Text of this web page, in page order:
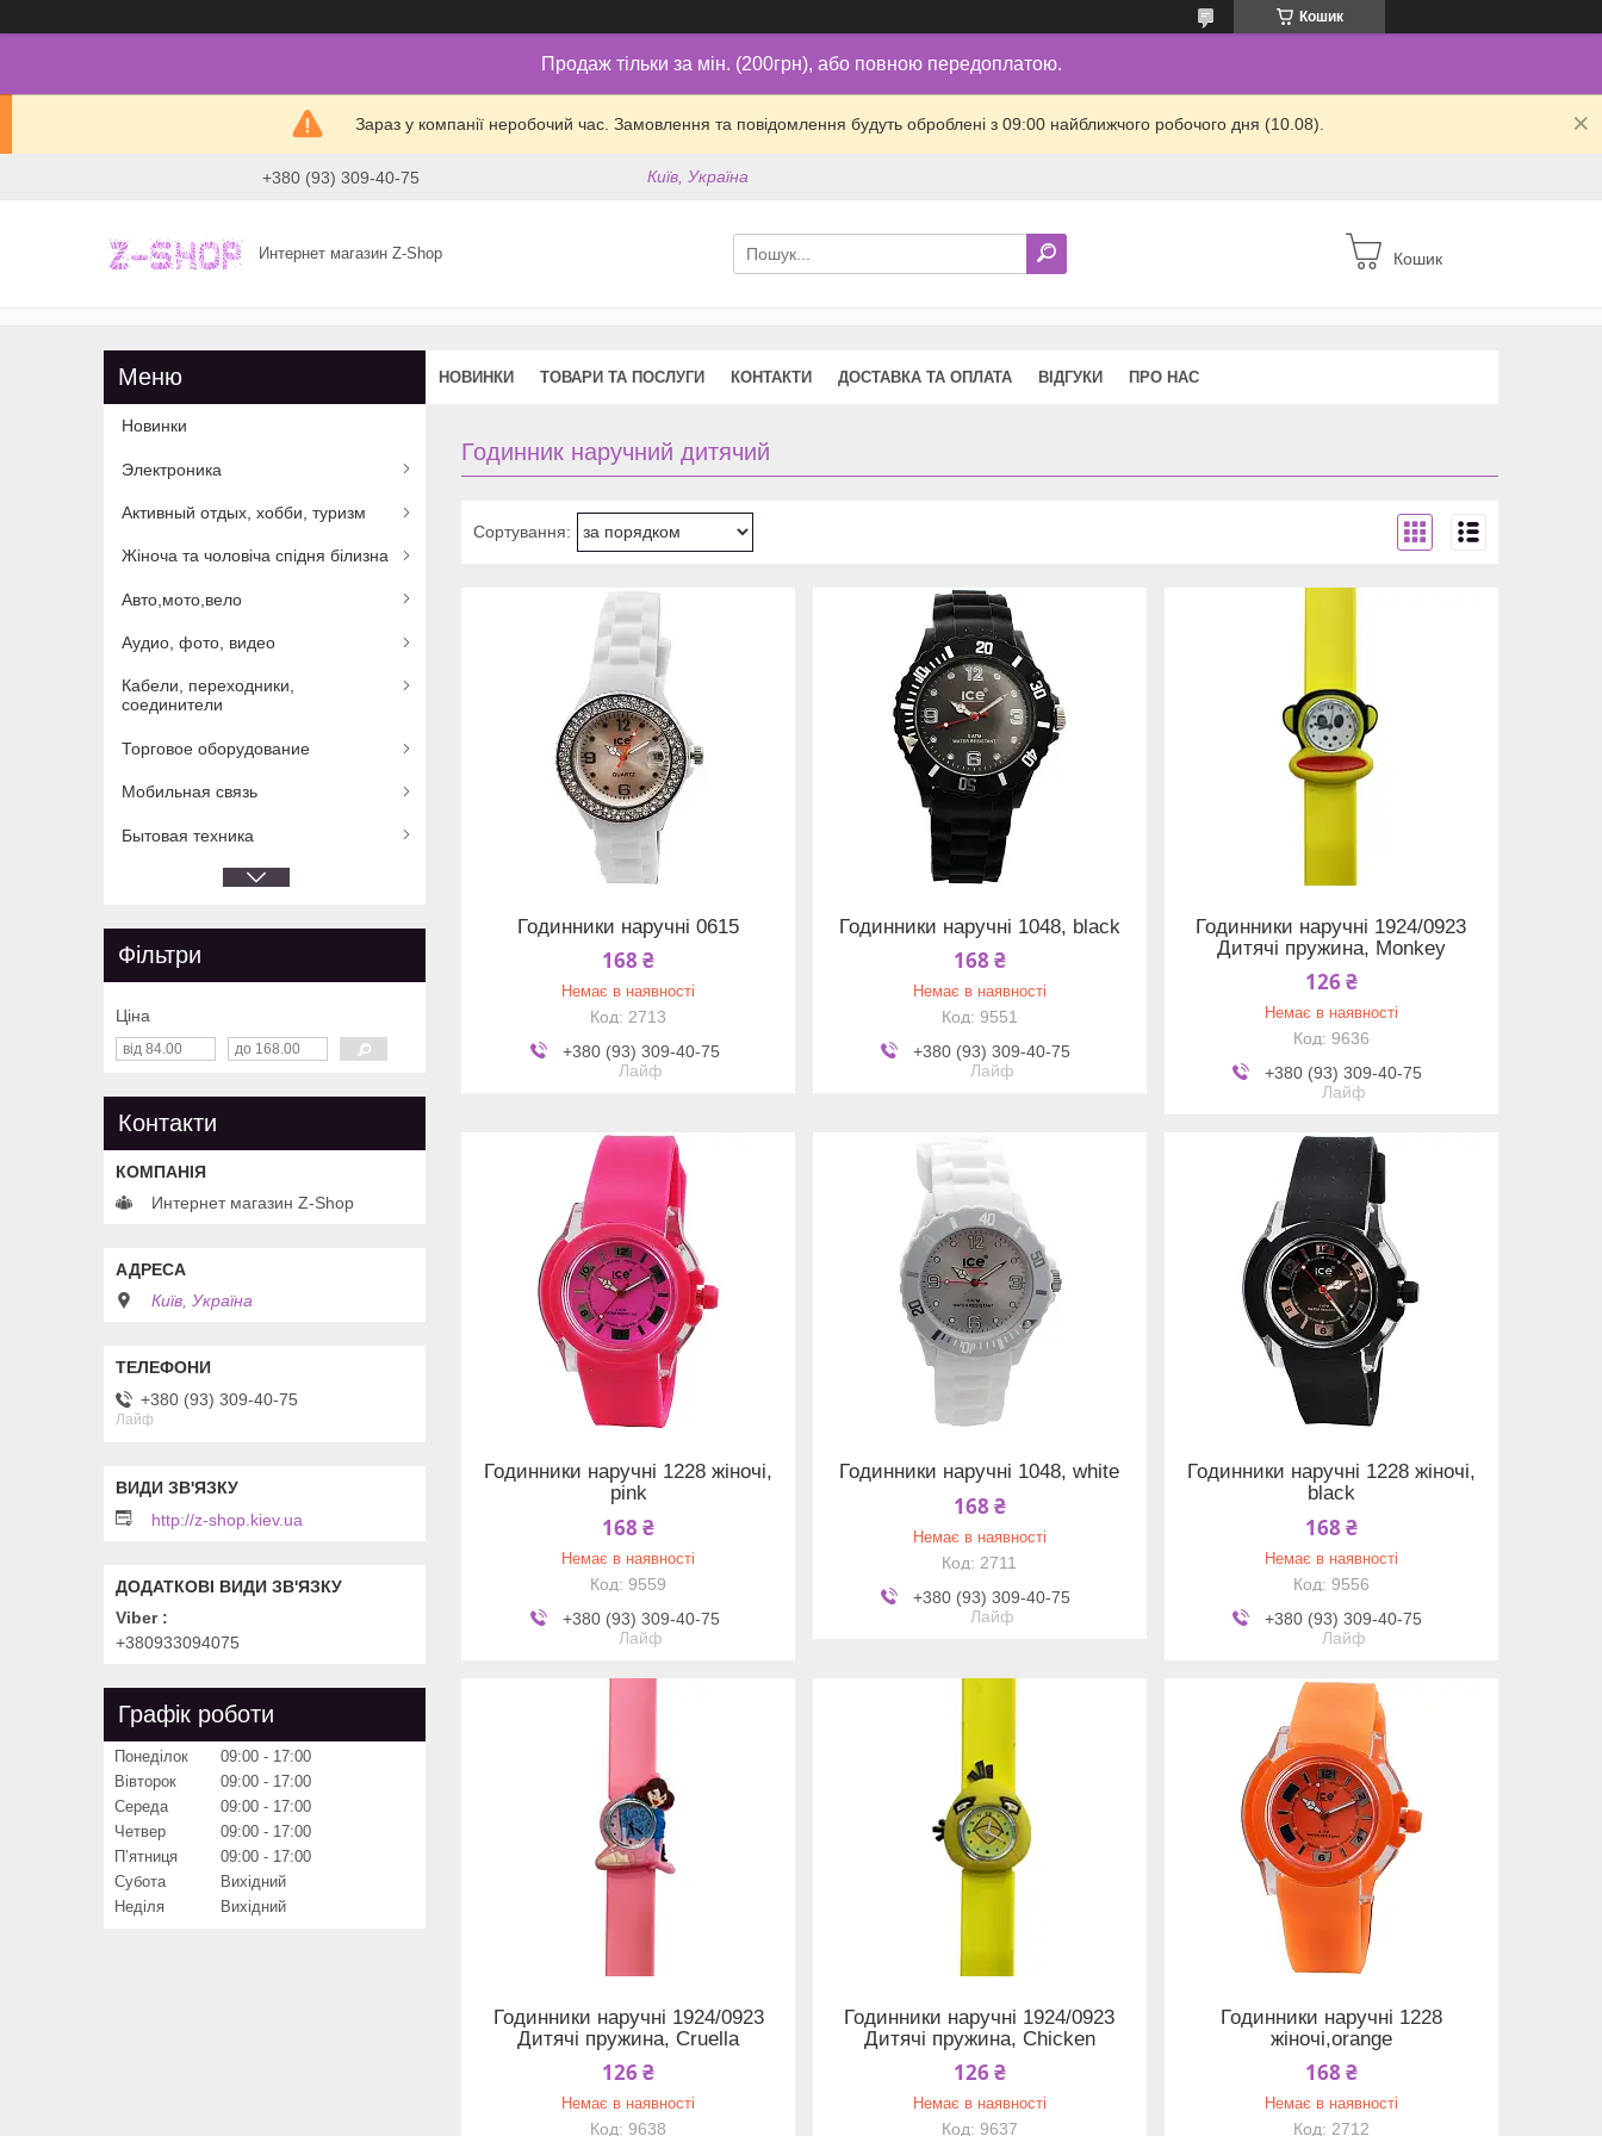
Кошик
Продаж тільки за мін. (200грн), або повною передоплатою.
Зараз у компанії неробочий час. Замовлення та повідомлення будуть оброблені з 09:00 найближчого робочого дня (10.08).
+380 (93) 309-40-75 Київ, Україна
Интернет магазин Z-Shop Кошик
НОВИНКИ ТОВАРИ ТА ПОСЛУГИ КОНТАКТИ ДОСТАВКА ТА ОПЛАТА ВІДГУКИ ПРО НАС
Годинник наручний дитячий
Годинники наручні 0615
168 ₴
Немає в наявності
2713
+380 (93) 309-40-75
Лайф
Годинники наручні 1048, black
168 ₴
Немає в наявності
9551
+380 (93) 309-40-75
Лайф
Годинники наручні 1924/0923
Дитячі пружина, Monkey
126 ₴
Немає в наявності
9636
+380 (93) 309-40-75
Лайф
Годинники наручні 1228 жіночі,
pink
168 ₴
Немає в наявності
9559
+380 (93) 309-40-75
Лайф
Годинники наручні 1048, white
168 ₴
Немає в наявності
2711
+380 (93) 309-40-75
Лайф
Годинники наручні 1228 жіночі,
black
168 ₴
Немає в наявності
9556
+380 (93) 309-40-75
Лайф
Годинники наручні 1924/0923
Дитячі пружина, Cruella
126 ₴
Немає в наявності
9638
Годинники наручні 1924/0923
Дитячі пружина, Chicken
126 ₴
Немає в наявності
9637
Годинники наручні 1228
жіночі,orange
168 ₴
Немає в наявності
2712
Новинки
Электроника
Активный отдых, хобби, туризм
Жіноча та чоловіча спідня білизна
Авто,мото,вело
Аудио, фото, видео
Кабели, переходники,
соединители
Торговое оборудование
Мобильная связь
Бытовая техника
Фільтри
Ціна
Контакти
Интернет магазин Z-Shop
Київ, Україна
+380 (93) 309-40-75
Лайф
http://z-shop.kiev.ua
Viber
+380933094075
Графік роботи
Понеділок 09:00
17:00
Вівторок
09:00
17:00
Середа
09:00
17:00
Четвер
09:00
17:00
Пʼятниця
09:00
17:00
Субота
Вихідний
Неділя
Вихідний